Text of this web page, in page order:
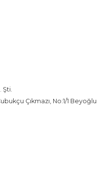
Şti.
Çıkmazı, No:1/1 Beyoğlu